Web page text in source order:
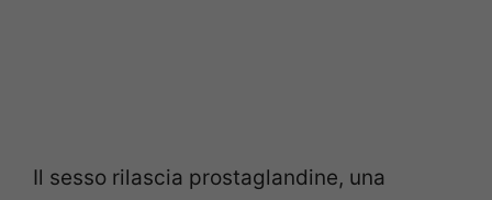
Il sesso rilascia prostaglandine, una